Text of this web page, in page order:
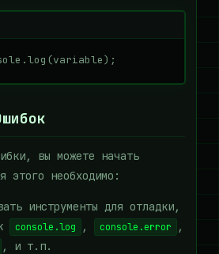
вы можете начать
этого необходимо:
инструменты для отладки,
console.log , console.error ,
, и т.п.